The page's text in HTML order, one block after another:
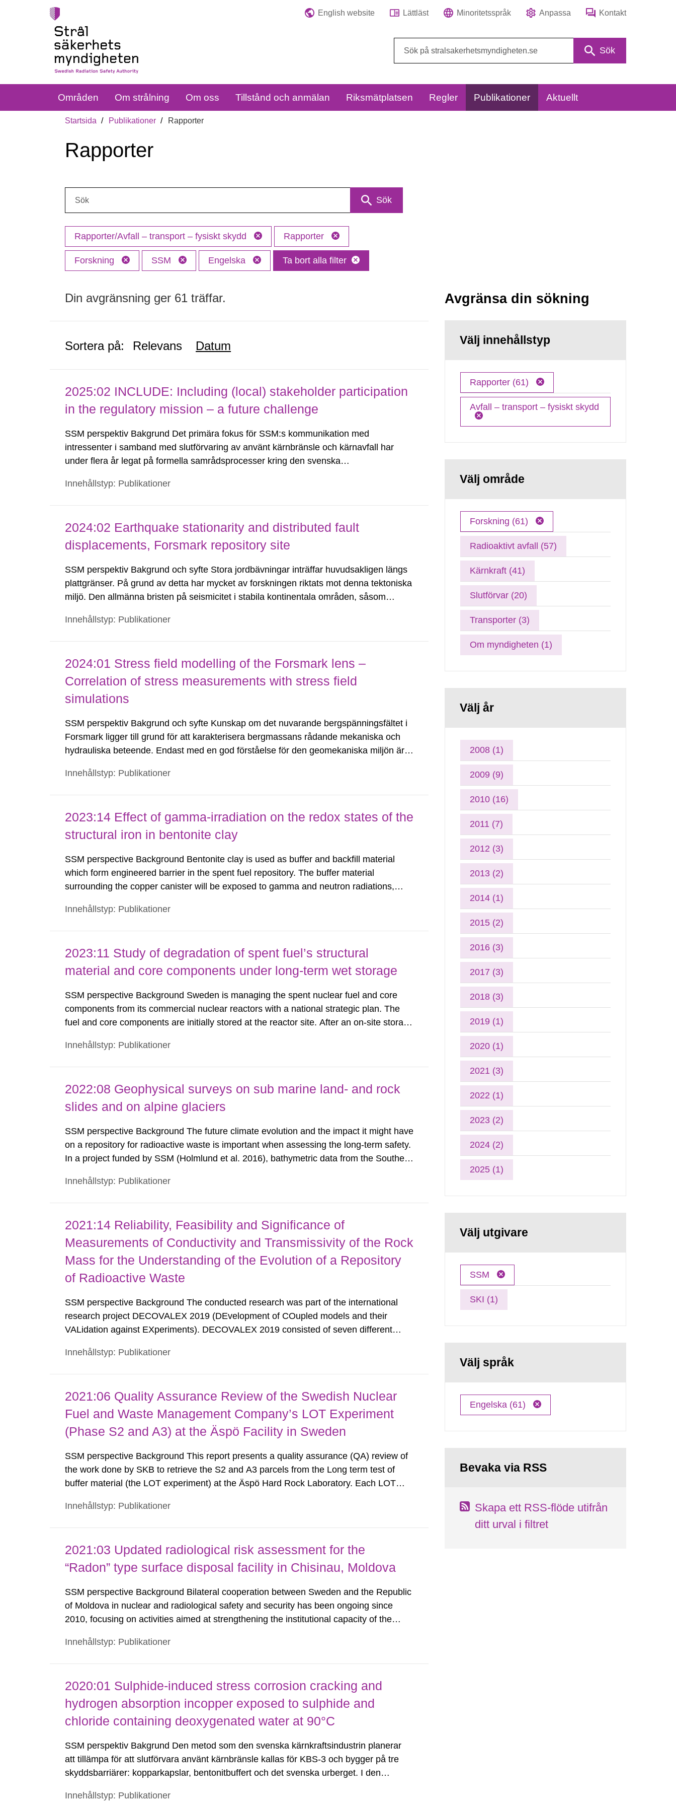
English website Lättläst Minoritetsspråk Anpassa Kontakt
Sök
Områden Om strålning Om oss Tillstånd och anmälan Riksmätplatsen Regler Publikationer Aktuellt
Startsida Publikationer Rapporter
Rapporter
Sök
Rapporter/Avfall – transport – fysiskt skydd Rapporter
Forskning SSM Engelska Ta bort alla filter
Din avgränsning ger 61 träffar.
Sortera på: Relevans Datum
2025:02 INCLUDE: Including (local) stakeholder participation
in the regulatory mission – a future challenge
SSM perspektiv Bakgrund Det primära fokus för SSM:s kommunikation med
intressenter i samband med slutförvaring av använt kärnbränsle och kärnavfall har
under flera år legat på formella samrådsprocesser kring den svenska
tillståndsansökningar enligt kärntekniklagen.
Innehållstyp: Publikationer
2024:02 Earthquake stationarity and distributed fault
displacements, Forsmark repository site
SSM perspektiv Bakgrund och syfte Stora jordbävningar inträffar huvudsakligen längs
plattgränser. På grund av detta har mycket av forskningen riktats mot denna tektoniska
miljö. Den allmänna bristen på seismicitet i stabila kontinentala områden, såsom
Innehållstyp: Publikationer
2024:01 Stress field modelling of the Forsmark lens –
Correlation of stress measurements with stress field
simulations
SSM perspektiv Bakgrund och syfte Kunskap om det nuvarande bergspänningsfältet i
Forsmark ligger till grund för att karakterisera bergmassans rådande mekaniska och
hydrauliska beteende. Endast med en god förståelse för den geomekaniska miljön är
befintliga bergspänningsmätningar...
Innehållstyp: Publikationer
2023:14 Effect of gamma-irradiation on the redox states of the
structural iron in bentonite clay
SSM perspective Background Bentonite clay is used as buffer and backfill material
which form engineered barrier in the spent fuel repository. The buffer material
surrounding the copper canister will be exposed to gamma and neutron radiations,
states of the structural iron in montmorillonite, the dominant...
Innehållstyp: Publikationer
2023:11 Study of degradation of spent fuel’s structural
material and core components under long-term wet storage
SSM perspective Background Sweden is managing the spent nuclear fuel and core
components from its commercial nuclear reactors with a national strategic plan. The
fuel and core components are initially stored at the reactor site. After an on-site storage
are shipped to the Clab (Central Interim Storage...
Innehållstyp: Publikationer
2022:08 Geophysical surveys on sub marine land- and rock
slides and on alpine glaciers
SSM perspective Background The future climate evolution and the impact it might have
on a repository for radioactive waste is important when assessing the long-term safety.
In a project funded by SSM (Holmlund et al. 2016), bathymetric data from the Southern
Administration, were analysed, as well as terrestrial data from...
Innehållstyp: Publikationer
2021:14 Reliability, Feasibility and Significance of
Measurements of Conductivity and Transmissivity of the Rock
Mass for the Understanding of the Evolution of a Repository
of Radioactive Waste
SSM perspective Background The conducted research was part of the international
research project DECOVALEX 2019 (DEvelopment of COupled models and their
VALidation against EXperiments). DECOVALEX 2019 consisted of seven different
composed of three different teams from Technical University of Liberec (TUL), Seoul...
Innehållstyp: Publikationer
2021:06 Quality Assurance Review of the Swedish Nuclear
Fuel and Waste Management Company’s LOT Experiment
(Phase S2 and A3) at the Äspö Facility in Sweden
SSM perspective Background This report presents a quality assurance (QA) review of
the work done by SKB to retrieve the S2 and A3 parcels from the Long term test of
buffer material (the LOT experiment) at the Äspö Hard Rock Laboratory. Each LOT
copper coupons and various other test and monitoring instruments...
Innehållstyp: Publikationer
2021:03 Updated radiological risk assessment for the
“Radon” type surface disposal facility in Chisinau, Moldova
SSM perspective Background Bilateral cooperation between Sweden and the Republic
of Moldova in nuclear and radiological safety and security has been ongoing since
2010, focusing on activities aimed at strengthening the institutional capacity of the
(NARNRA) as well as infrastructure development in radioactive...
Innehållstyp: Publikationer
2020:01 Sulphide-induced stress corrosion cracking and
hydrogen absorption incopper exposed to sulphide and
chloride containing deoxygenated water at 90°C
SSM perspektiv Bakgrund Den metod som den svenska kärnkraftsindustrin planerar
att tillämpa för att slutförvara använt kärnbränsle kallas för KBS-3 och bygger på tre
skyddsbarriärer: kopparkapslar, bentonitbuffert och det svenska urberget. I den
insats...
Innehållstyp: Publikationer
Avgränsa din sökning
Välj innehållstyp
Rapporter (61)
Avfall – transport – fysiskt skydd
Välj område
Forskning (61)
Radioaktivt avfall (57)
Kärnkraft (41)
Slutförvar (20)
Transporter (3)
Om myndigheten (1)
Välj år
2008 (1)
2009 (9)
2010 (16)
2011 (7)
2012 (3)
2013 (2)
2014 (1)
2015 (2)
2016 (3)
2017 (3)
2018 (3)
2019 (1)
2020 (1)
2021 (3)
2022 (1)
2023 (2)
2024 (2)
2025 (1)
Välj utgivare
SSM
SKI (1)
Välj språk
Engelska (61)
Bevaka via RSS
Skapa ett RSS-flöde utifrån
ditt urval i filtret